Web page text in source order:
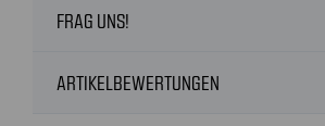
FRAG UNS!
ARTIKELBEWERTUNGEN